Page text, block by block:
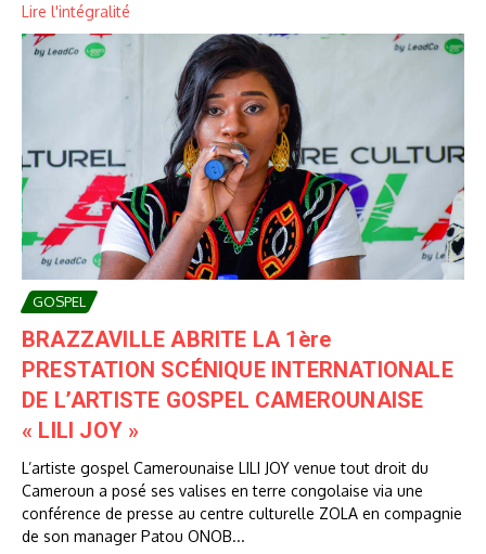
Lire l'intégralité
GOSPEL
BRAZZAVILLE ABRITE LA 1ère
PRESTATION SCÉNIQUE INTERNATIONALE
DE L’ARTISTE GOSPEL CAMEROUNAISE
« LILI JOY »
L’artiste gospel Camerounaise LILI JOY venue tout droit du
Cameroun a posé ses valises en terre congolaise via une
conférence de presse au centre culturelle ZOLA en compagnie
de son manager Patou ONOB...